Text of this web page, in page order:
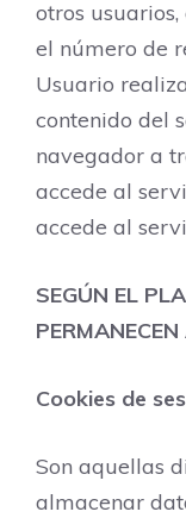
otros
el número de
Usuario
contenido del
navegador a
accede al
accede al
SEGÚN EL
Cookies de
Son aquellas
almacenar